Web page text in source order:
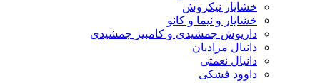
خشایار نیکروش
خشایار و نیما و کانو
داریوش جمشیدی و کامبیز جمشیدی
دانیال مرادیان
دانیال نعمتی
داوود فشکی